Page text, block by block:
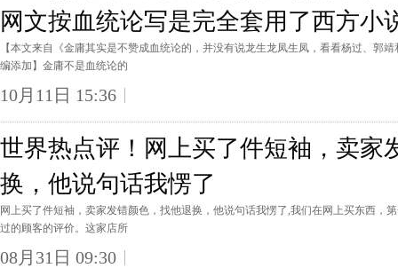
网文按血统论写是完全套用了西方小
【本文来自《金庸其实是不赞成血统论的，并没有说龙生龙凤生凤，看看杨过、郭
编添加】金庸不是血统论的
10月11日 15:36
世界热点评！网上买了件短袖，卖家
换，他说句话我愣了
网上买了件短袖，卖家发错颜色，找他退换，他说句话我愣了,我们在网上买东西，
过的顾客的评价。这家店所
08月31日 09:30